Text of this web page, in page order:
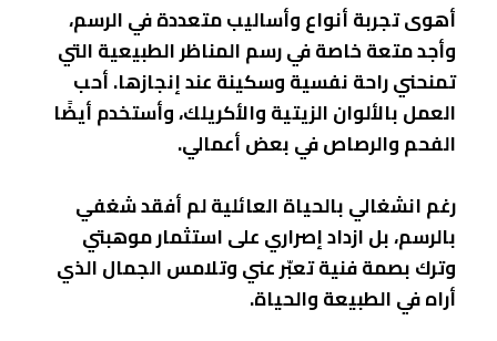
أهوى تجربة أنواع وأساليب متعددة في الرسم،
وأجد متعة خاصة في رسم المناظر الطبيعية التي
تمنحني راحة نفسية وسكينة عند إنجازها. أحب
العمل بالألوان الزيتية والأكريلك، وأستخدم أيضًا
الفحم والرصاص في بعض أعمالي.
رغم انشغالي بالحياة العائلية لم أفقد شغفي
بالرسم، بل ازداد إصراري على استثمار موهبتي
وترك بصمة فنية تعبّر عني وتلامس الجمال الذي
أراه في الطبيعة والحياة.